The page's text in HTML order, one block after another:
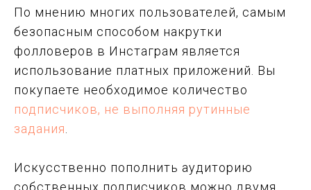
По мнению многих пользователей, самым
безопасным способом накрутки
фолловеров в Инстаграм является
использование платных приложений. Вы
покупаете необходимое количество
подписчиков, не выполняя рутинные
задания
Искусственно пополнить аудиторию
собственных подписчиков можно двумя